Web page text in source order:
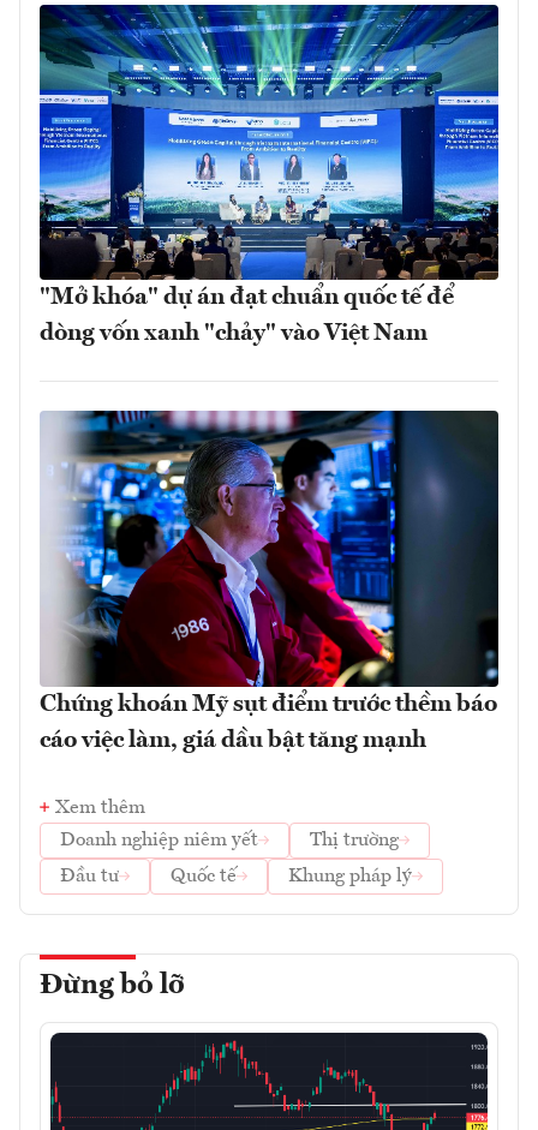
"Mở khóa" dự án đạt chuẩn quốc tế để
dòng vốn xanh "chảy" vào Việt Nam
Chứng khoán Mỹ sụt điểm trước thềm báo
cáo việc làm, giá dầu bật tăng mạnh
Xem thêm
Doanh nghiệp niêm yết
Thị trường
Đầu tư
Quốc tế Khung pháp lý
Đừng bỏ lỡ